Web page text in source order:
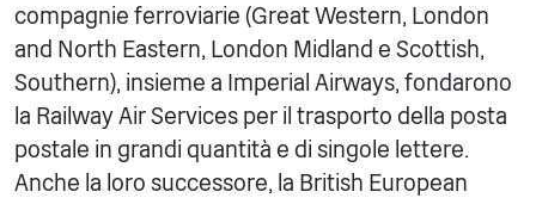
compagnie ferroviarie (Great Western, London
and North Eastern, London Midland e Scottish,
Southern), insieme a Imperial Airways, fondarono
la Railway Air Services per il trasporto della posta
postale in grandi quantità e di singole lettere.
Anche la loro successore, la British European